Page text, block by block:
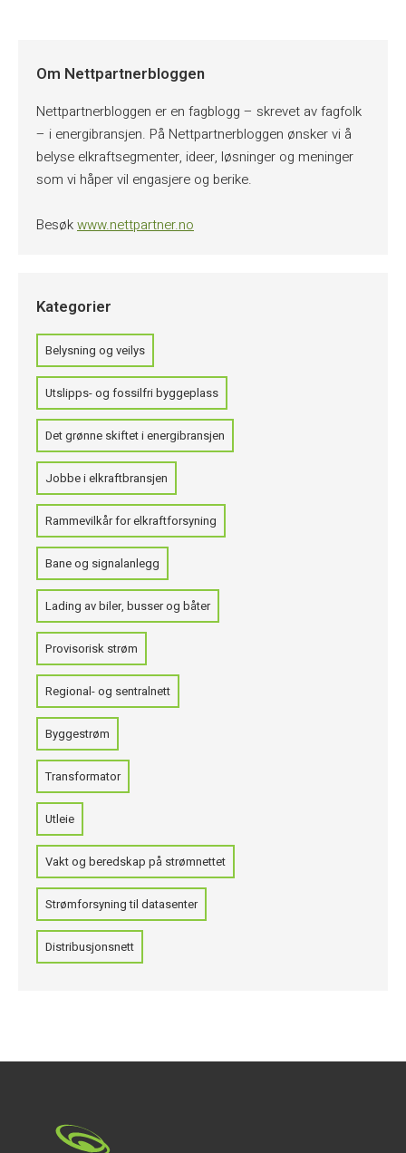
Om Nettpartnerbloggen
Nettpartnerbloggen er en fagblogg – skrevet av fagfolk
– i energibransjen. På Nettpartnerbloggen ønsker vi å
belyse elkraftsegmenter, ideer, løsninger og meninger
som vi håper vil engasjere og berike.
Besøkwww.nettpartner.no
Kategorier
Belysning og veilys
Utslipps- og fossilfri byggeplass
Det grønne skiftet i energibransjen
Jobbe i elkraftbransjen
Rammevilkår for elkraftforsyning
Bane og signalanlegg
Lading av biler, busser og båter
Provisorisk strøm
Regional- og sentralnett
Byggestrøm
Transformator
Utleie
Vakt og beredskap på strømnettet
Strømforsyning til datasenter
Distribusjonsnett